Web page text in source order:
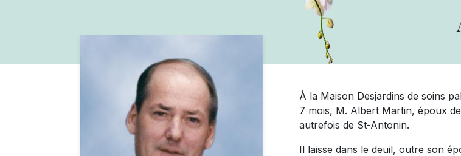
À la Maison Desjardins de soins
7 mois, M. Albert Martin, époux
autrefois de St-Antonin.
Il laisse dans le deuil, outre son